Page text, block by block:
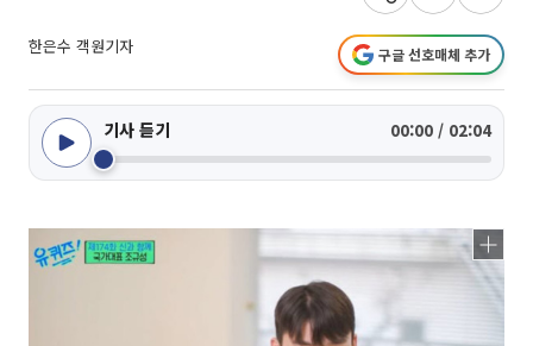
한은수 객원기자 구글 선호매체 추가
기사 듣기 00:00 / 02:04